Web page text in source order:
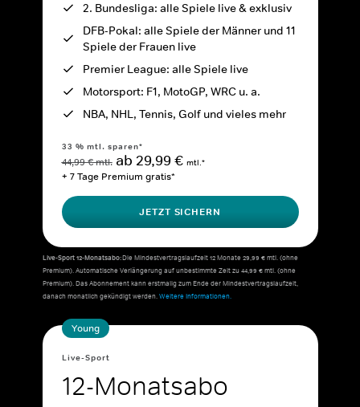
2. Bundesliga: alle Spiele live & exklusiv
DFB-Pokal: alle Spiele der Männer und 11
Spiele der Frauen live
Premier League: alle Spiele live
Motorsport: F1, MotoGP, WRC u. a.
NBA, NHL, Tennis, Golf und vieles mehr
33 % mtl. sparen*
44,99 € mtl. ab 29,99 € mtl.*
+ 7 Tage Premium gratis*
JETZT SICHERN
Live-Sport 12-Monatsabo:Die Mindestvertragslaufzeit 12 Monate 29,99 € mtl. (ohne
Premium). Automatische Verlängerung auf unbestimmte Zeit zu 44,99 € mtl. (ohne
Premium). Das Abonnement kann erstmalig zum Ende der Mindestvertragslaufzeit,
danach monatlich gekündigt werden.Weitere Informationen.
Young
Live-Sport
12-Monatsabo